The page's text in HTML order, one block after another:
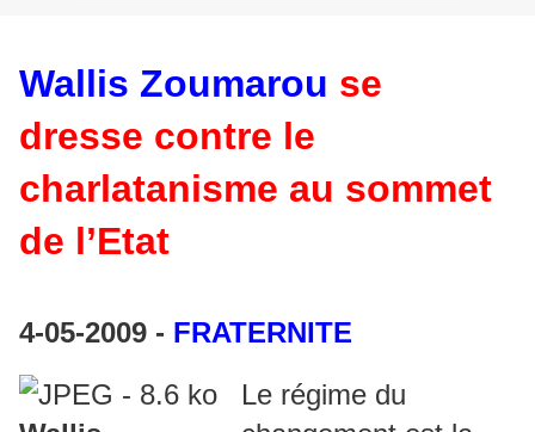
Wallis Zoumarou se
dresse contre le
charlatanisme au sommet
de l’Etat
4-05-2009 - FRATERNITE
Le régime du